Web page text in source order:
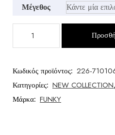
Μέγεθος
πλεκτή
Κωδικός προϊόντος: 226-
Κατηγορίες: NEW COLLECTION,
Μάρκα: FUNKY